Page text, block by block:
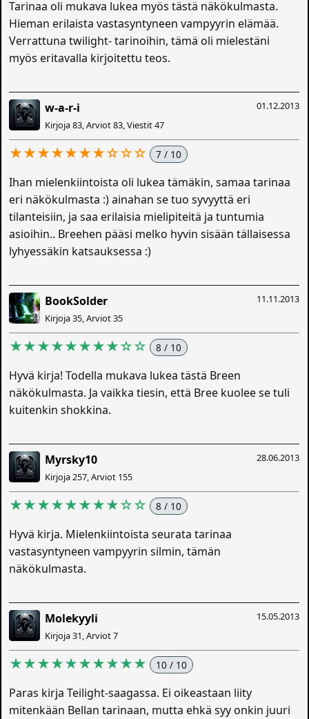
Tarinaa oli mukava lukea myös tästä näkökulmasta.
Hieman erilaista vastasyntyneen vampyyrin elämää.
Verrattuna twilight- tarinoihin, tämä oli mielestäni
myös eritavalla kirjoitettu teos.
01.12.2013
w-a-r-i
Kirjoja 83, Arviot 83, Viestit 47
★★★★★★★☆☆☆ 7 / 10
Ihan mielenkiintoista oli lukea tämäkin, samaa tarinaa
eri näkökulmasta :) ainahan se tuo syvyyttä eri
tilanteisiin, ja saa erilaisia mielipiteitä ja tuntumia
asioihin.. Breehen pääsi melko hyvin sisään tällaisessa
lyhyessäkin katsauksessa :)
11.11.2013
BookSolder
Kirjoja 35, Arviot 35
★★★★★★★★☆☆ 8 / 10
Hyvä kirja! Todella mukava lukea tästä Breen
näkökulmasta. Ja vaikka tiesin, että Bree kuolee se tuli
kuitenkin shokkina.
28.06.2013
Myrsky10
Kirjoja 257, Arviot 155
★★★★★★★★☆☆ 8 / 10
Hyvä kirja. Mielenkiintoista seurata tarinaa
vastasyntyneen vampyyrin silmin, tämän
näkökulmasta.
15.05.2013
Molekyyli
Kirjoja 31, Arviot 7
★★★★★★★★★★ 10 / 10
Paras kirja Teilight-saagassa. Ei oikeastaan liity
mitenkään Bellan tarinaan, mutta ehkä syy onkin juuri